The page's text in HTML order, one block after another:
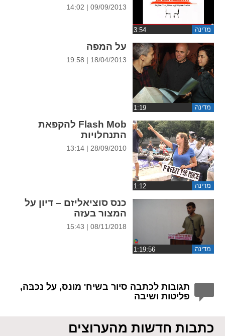
מדינה
09/09/2013 | 14:02
מדינה
על המפה
18/04/2013 | 19:58
מדינה
Flash Mob להקפאת
התנחלויות
28/09/2010 | 13:14
מדינה
כנס סוציאליזם – דיון על
המצור בעזה
08/11/2018 | 15:43
תגובות לכתבה סיור בשיח' מונס, על נכּבּה,
פליטות ושיבה
כתבות חדשות מהערוצים